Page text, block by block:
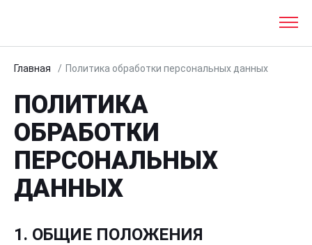
Главная Политика обработки персональных данных
ПОЛИТИКА
ОБРАБОТКИ
ПЕРСОНАЛЬНЫХ
ДАННЫХ
1. ОБЩИЕ ПОЛОЖЕНИЯ